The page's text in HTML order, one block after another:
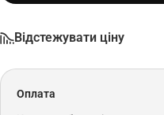
Відстежувати ціну
Оплата